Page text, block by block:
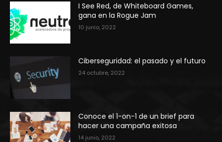
I See Red, de Whiteboard Games,
gana en la Rogue Jam
10 junio, 2022
Ciberseguridad: el pasado y el futuro
24 octubre, 2022
Conoce el 1-on-1 de un brief para
hacer una campaña exitosa
14 junio, 2022